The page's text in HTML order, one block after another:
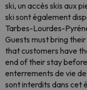
ski, un accès skis aux
ski sont également
Tarbes-Lourdes-
Guests must bring
that customers have
end of their stay
enterrements de vie
sont interdits dans cet